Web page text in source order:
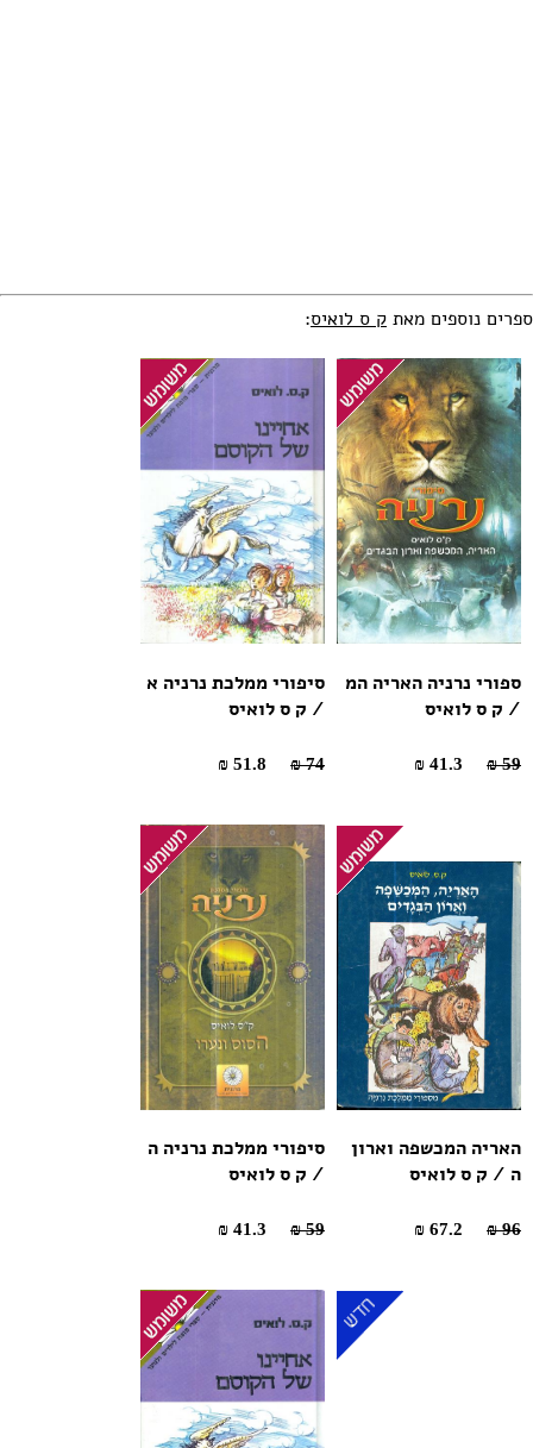
ספרים נוספים מאת ק ס לואיס:
ספורי נרניה האריה המ
/ ק ס לואיס
59 ₪
סיפורי ממלכת נרניה א
/ ק ס לואיס
74 ₪
האריה המכשפה וארון
ה / ק ס לואיס
96 ₪
סיפורי ממלכת נרניה ה
/ ק ס לואיס
59 ₪